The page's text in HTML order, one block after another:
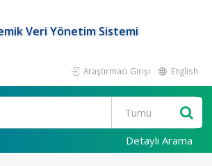
Veri Yönetim Sistemi
Araştırmacı Girişi English
Detaylı Arama